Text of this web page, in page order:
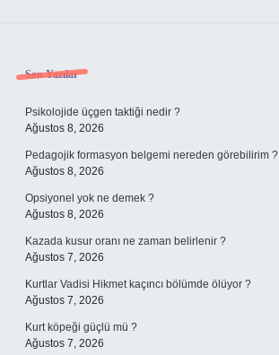
Sidebar
Son Yazılar
Psikolojide üçgen taktiği nedir ?
Ağustos 8, 2026
Pedagojik formasyon belgemi nereden görebilirim ?
Ağustos 8, 2026
Opsiyonel yok ne demek ?
Ağustos 8, 2026
Kazada kusur oranı ne zaman belirlenir ?
Ağustos 7, 2026
Kurtlar Vadisi Hikmet kaçıncı bölümde ölüyor ?
Ağustos 7, 2026
Kurt köpeği güçlü mü ?
Ağustos 7, 2026